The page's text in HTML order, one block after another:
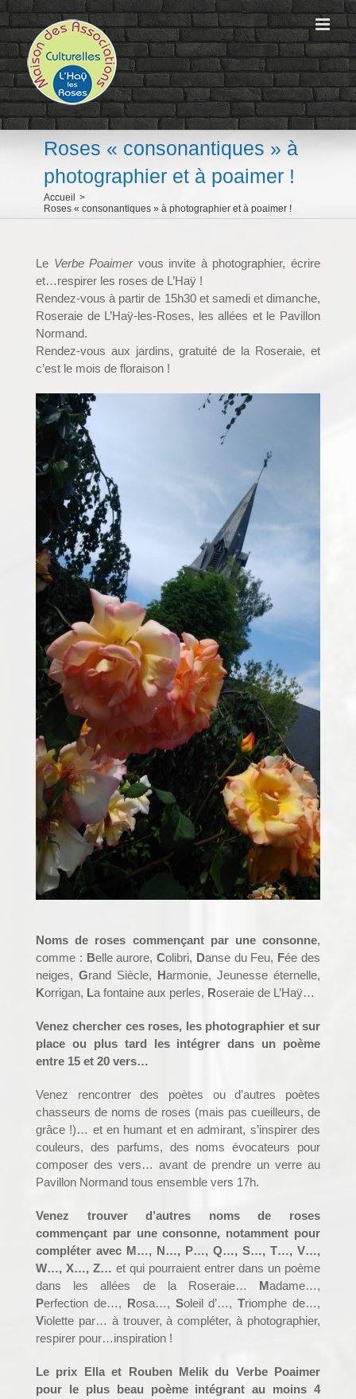
Passer
au
contenu
Roses « consonantiques » à
photographier et à poaimer !
Accueil
>
Roses « consonantiques » à photographier et à poaimer !
Le Verbe Poaimervous invite à photographier, écrire
et…respirer les roses de L’Haÿ !
Rendez-vous à partir de 15h30 et samedi et dimanche,
Roseraie de L’Haÿ-les-Roses, les allées et le Pavillon
Normand.
Rendez-vous aux jardins, gratuité de la Roseraie, et
c’est le mois de floraison !
Noms de roses commençant par une consonne,
comme : Belle aurore,Colibri, Danse du Feu, Fée des
neiges, Grand Siècle, Harmonie, Jeunesse éternelle,
Korrigan, La fontaine aux perles, Roseraie de L’Haÿ…
Venez chercher ces roses, les photographier et sur
place ou plus tard les intégrer dans un poème
entre 15 et 20 vers…
Venez rencontrer des poètes ou d’autres poètes
chasseurs de noms de roses (mais pas cueilleurs, de
grâce !)… et en humant et en admirant, s’inspirer des
couleurs, des parfums, des noms évocateurs pour
composer des vers… avant de prendre un verre au
Pavillon Normand tous ensemble vers 17h.
Venez trouver d’autres noms de roses
commençant par une consonne, notamment pour
compléter avec M…, N…, P…, Q…, S…, T…, V…,
W…, X…, Z… et qui pourraient entrer dans un poème
dans les allées de la Roseraie… Madame…,
Perfection de…, Rosa…, Soleil d’…,Triomphe de…,
Violette par… à trouver, à compléter, à photographier,
respirer pour…inspiration !
Le prix Ella et Rouben Melik du Verbe Poaimer
pour le plus beau poème intégrant au moins 4